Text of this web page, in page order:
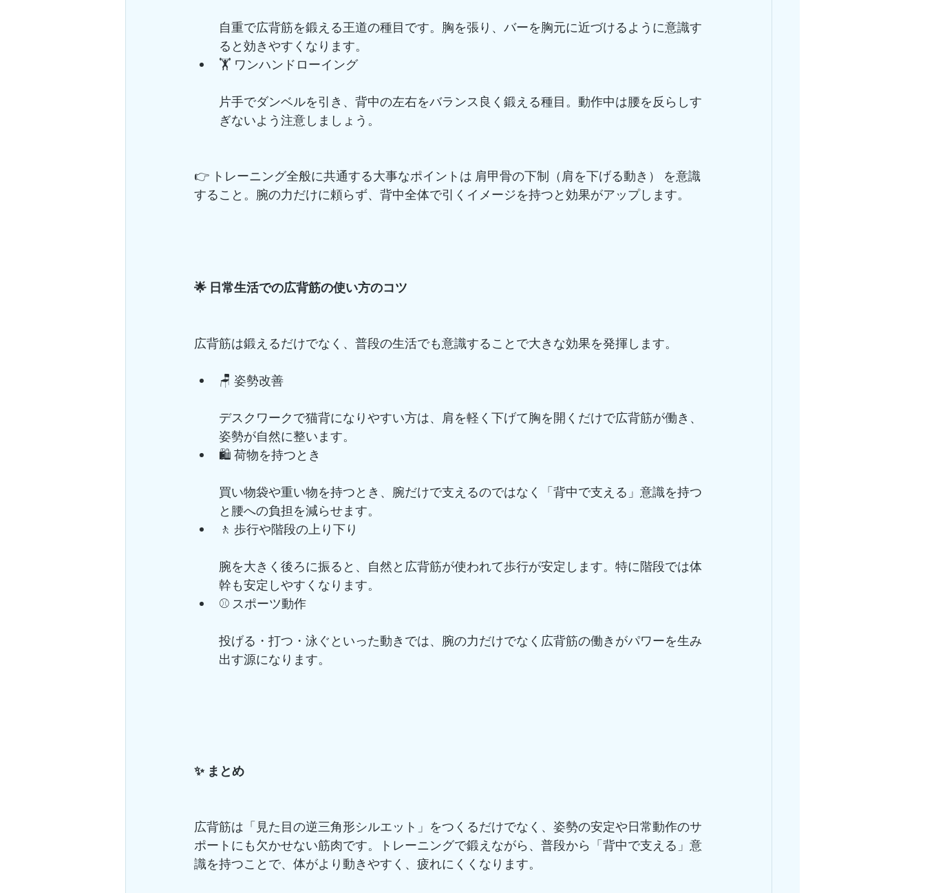
自重で広背筋を鍛える王道の種目です。胸を張り、バーを胸元に近づけるように意識す
ると効きやすくなります。
🏋️ ワンハンドローイング
片手でダンベルを引き、背中の左右をバランス良く鍛える種目。動作中は腰を反らしす
ぎないよう注意しましょう。
👉 トレーニング全般に共通する大事なポイントは 肩甲骨の下制（肩を下げる動き） を意識
すること。腕の力だけに頼らず、背中全体で引くイメージを持つと効果がアップします。
🌟 日常生活での広背筋の使い方のコツ
広背筋は鍛えるだけでなく、普段の生活でも意識することで大きな効果を発揮します。
🪑 姿勢改善
デスクワークで猫背になりやすい方は、肩を軽く下げて胸を開くだけで広背筋が働き、
姿勢が自然に整います。
🛍️ 荷物を持つとき
買い物袋や重い物を持つとき、腕だけで支えるのではなく「背中で支える」意識を持つ
と腰への負担を減らせます。
🚶 歩行や階段の上り下り
腕を大きく後ろに振ると、自然と広背筋が使われて歩行が安定します。特に階段では体
幹も安定しやすくなります。
⚾ スポーツ動作
投げる・打つ・泳ぐといった動きでは、腕の力だけでなく広背筋の働きがパワーを生み
出す源になります。
✨ まとめ
広背筋は「見た目の逆三角形シルエット」をつくるだけでなく、姿勢の安定や日常動作のサ
ポートにも欠かせない筋肉です。トレーニングで鍛えながら、普段から「背中で支える」意
識を持つことで、体がより動きやすく、疲れにくくなります。